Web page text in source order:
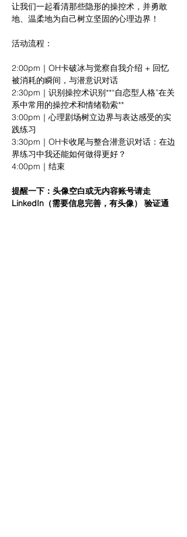
让我们一起看清那些隐形的操控术，并勇敢
地、温柔地为自己树立坚固的心理边界！
活动流程：
2:00pm｜OH卡破冰与觉察自我介绍 + 回忆
被消耗的瞬间，与潜意识对话
2:30pm｜识别操控术识别**“自恋型人格”在关
系中常用的操控术和情绪勒索**
3:00pm｜心理剧场树立边界与表达感受的实
践练习
3:30pm｜OH卡收尾与整合潜意识对话：在边
界练习中我还能如何做得更好？
4:00pm｜结束
提醒一下：头像空白或无内容账号请走
LinkedIn（需要信息完善，有头像） 验证通